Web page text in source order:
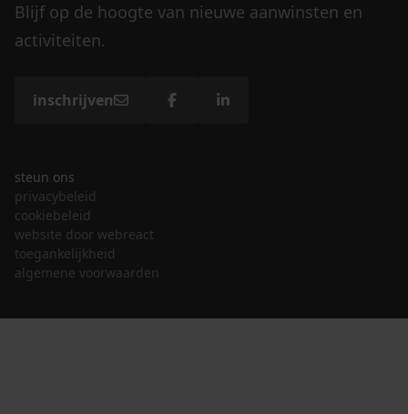
Blijf op de hoogte van nieuwe aanwinsten en
activiteiten.
inschrijven
steun ons
privacybeleid
cookiebeleid
website door webreact
toegankelijkheid
algemene voorwaarden